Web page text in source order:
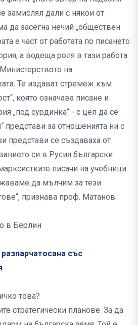
замислял дали с някои от
да засегна нечий „обществен
е част от работата по писането
а водеща роля в тази работа
на
Те издават стремеж към
която означава писане и
„под сурдинка“ - с цел да се
представи за отношенията ни с
представи се създаваха от
си в Русия български
писачи на учебници.
да мълчим за тези
признава проф. Матанов.
в Берлин
със
това?
стратегически планове. За да